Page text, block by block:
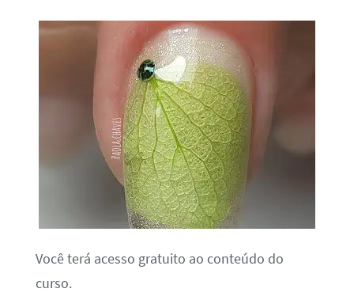
Você terá acesso gratuito ao conteúdo do
curso.